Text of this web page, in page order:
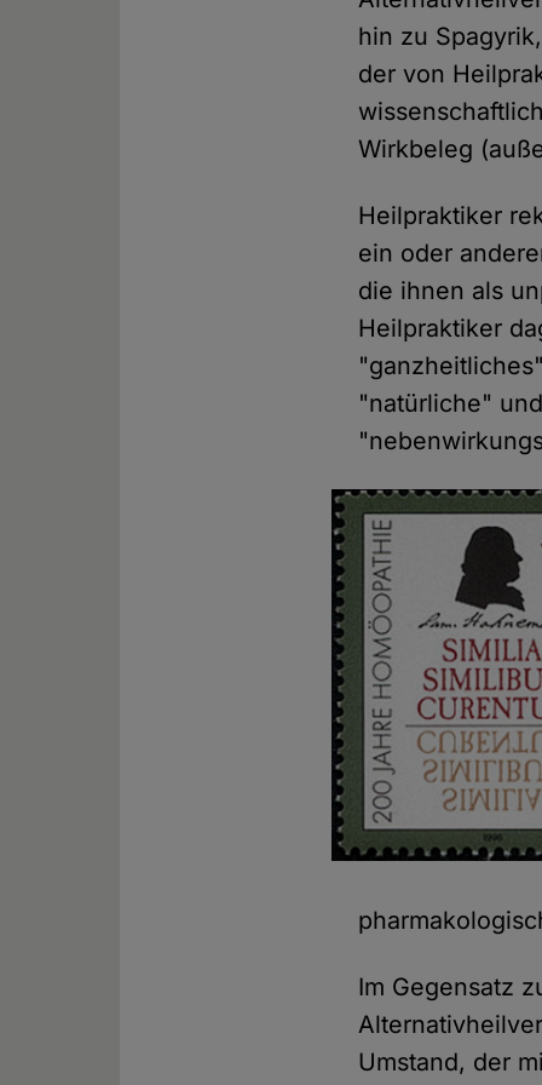
hin zu
der von
Wirkbeleg
Heilpraktiker
ein oder
die ihnen als
Heilpraktiker
"natürliche"
Im Gegensatz
Umstand, der